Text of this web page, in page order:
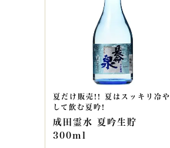
夏だけ販売!! 夏はスッキリ冷や
して飲む夏吟!
成田霊水 夏吟生貯
300ml